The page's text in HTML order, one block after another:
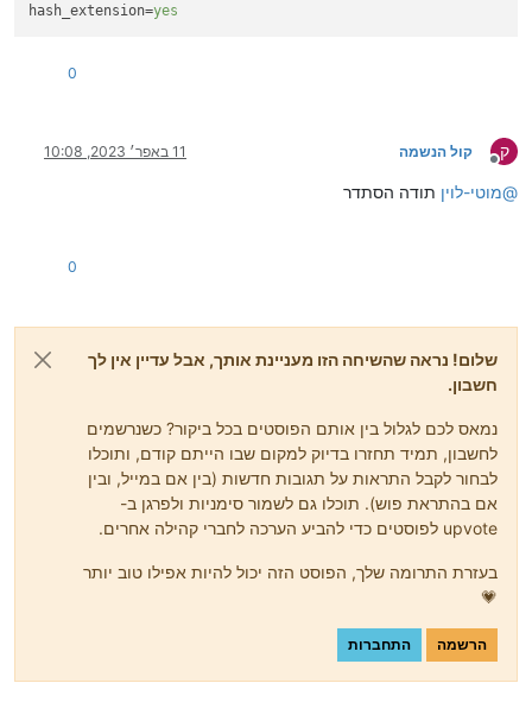
hash_extension=yes
0
ק
מנותק
קול הנשמה 11 באפר׳ 2023, 10:08
@מוטי-לוין תודה הסתדר
0
שלום! נראה שהשיחה הזו מעניינת אותך, אבל עדיין אין לך
חשבון.
נמאס לכם לגלול בין אותם הפוסטים בכל ביקור? כשנרשמים
לחשבון, תמיד תחזרו בדיוק למקום שבו הייתם קודם, ותוכלו
לבחור לקבל התראות על תגובות חדשות (בין אם במייל, ובין
אם בהתראת פוש). תוכלו גם לשמור סימניות ולפרגן ב-
upvote לפוסטים כדי להביע הערכה לחברי קהילה אחרים.
בעזרת התרומה שלך, הפוסט הזה יכול להיות אפילו טוב יותר
💗
הרשמה התחברות